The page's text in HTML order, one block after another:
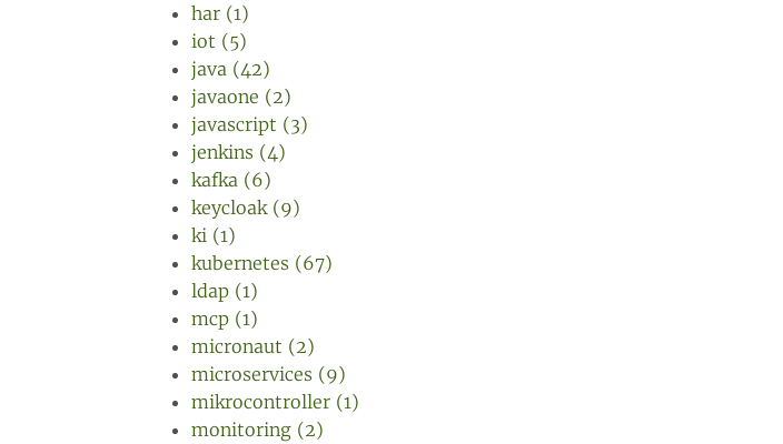
har (1)
iot (5)
java (42)
javaone (2)
javascript (3)
jenkins (4)
kafka (6)
keycloak (9)
ki (1)
kubernetes (67)
ldap (1)
mcp (1)
micronaut (2)
microservices (9)
mikrocontroller (1)
monitoring (2)